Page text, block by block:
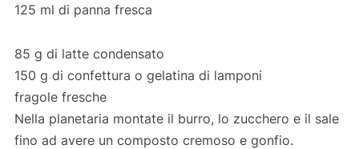
125 ml di panna fresca
85 g di latte condensato
150 g di confettura o gelatina di lamponi
fragole fresche
Nella planetaria montate il burro, lo zucchero e il sale
fino ad avere un composto cremoso e gonfio.